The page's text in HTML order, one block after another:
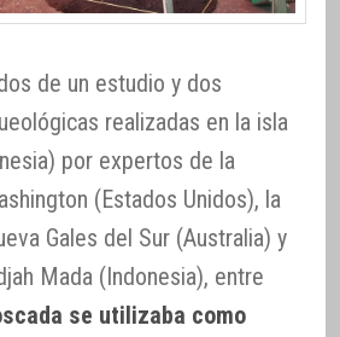
de un estudio y dos
realizadas en la isla
por expertos de la
(Estados Unidos), la
Gales del Sur (Australia) y
Mada (Indonesia), entre
se utilizaba como